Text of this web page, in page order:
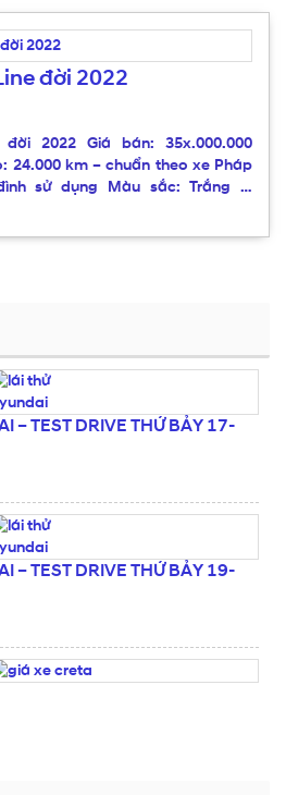
đời 2022
2022 Giá bán: 35x.000.000
24.000 km – chuẩn theo xe Pháp
sử dụng Màu sắc: Trắng …
– TEST DRIVE THỨ BẢY 17-
– TEST DRIVE THỨ BẢY 19-